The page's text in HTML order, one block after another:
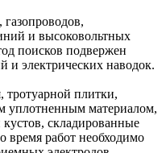
и высоковольтных
поисков подвержен
и электрических наводок.
тротуарной плитки,
уплотненным материалом,
складированные
время работ необходимо